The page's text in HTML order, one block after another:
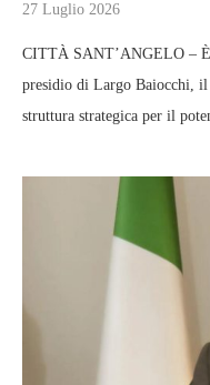
27 Luglio 2026
CITTÀ SANT’ANGELO – È
presidio di Largo Baiocchi, il
struttura strategica per il